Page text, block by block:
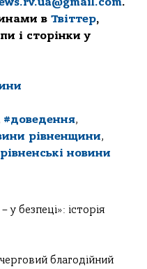
в Твіттер,
і сторінки у
#доведення,
рівненщини,
новини
у безпеці»: історія
благодійний